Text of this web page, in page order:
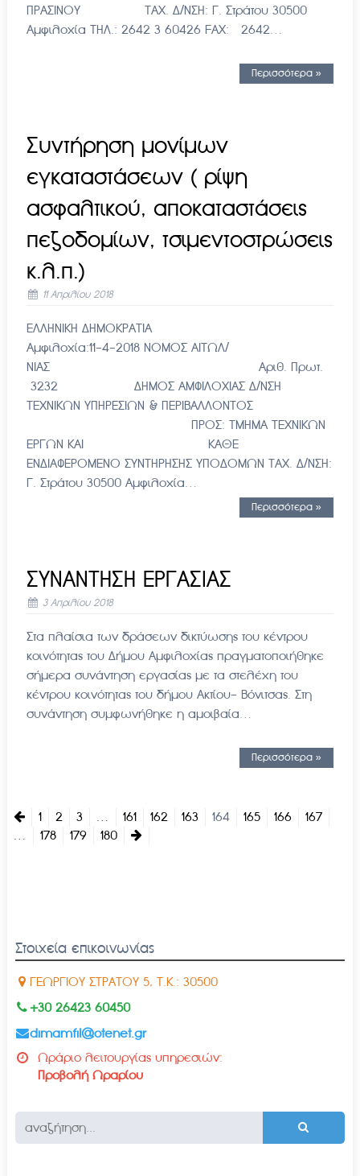
ΠΡΑΣΙΝΟΥ ΤΑΧ. Δ/ΝΣΗ: Γ. Στράτου 30500
Αμφιλοχία ΤΗΛ.: 2642 3 60426 FAX: 2642…
Περισσότερα »
Συντήρηση μονίμων
εγκαταστάσεων ( ρίψη
ασφαλτικού, αποκαταστάσεις
πεζοδομίων, τσιμεντοστρώσεις
κ.λ.π.)
11 Απριλίου 2018
ΕΛΛΗΝΙΚΗ ΔΗΜΟΚΡΑΤΙΑ
Αμφιλοχία:11-4-2018 ΝΟΜΟΣ ΑΙΤΩΛ/
ΝΙΑΣ Αριθ. Πρωτ.
3232 ΔΗΜΟΣ ΑΜΦΙΛΟΧΙΑΣ Δ/ΝΣΗ
ΤΕΧΝΙΚΩΝ ΥΠΗΡΕΣΙΩΝ & ΠΕΡΙΒΑΛΛΟΝΤΟΣ
ΠΡΟΣ: ΤΜΗΜΑ ΤΕΧΝΙΚΩΝ
ΕΡΓΩΝ ΚΑΙ ΚΑΘΕ
ΕΝΔΙΑΦΕΡΟΜΕΝΟ ΣΥΝΤΗΡΗΣΗΣ ΥΠΟΔΟΜΩΝ ΤΑΧ. Δ/ΝΣΗ:
Γ. Στράτου 30500 Αμφιλοχία…
Περισσότερα »
ΣΥΝΑΝΤΗΣΗ ΕΡΓΑΣΙΑΣ
3 Απριλίου 2018
Στα πλαίσια των δράσεων δικτύωσης του κέντρου
κοινότητας του Δήμου Αμφιλοχίας πραγματοποιήθηκε
σήμερα συνάντηση εργασίας με τα στελέχη του
κέντρου κοινότητας του δήμου Ακτίου- Βόνιτσας. Στη
συνάντηση συμφωνήθηκε η αμοιβαία…
Περισσότερα »
1 2 3 … 161 162 163 164 165 166
167
178 179 180
Στοιχεία επικοινωνίας
ΓΕΩΡΓΙΟΥ ΣΤΡΑΤΟΥ 5, Τ.Κ.: 30500
+30 26423 60450
dimamfil@otenet.gr
Ωράριο λειτουργίας υπηρεσιών:
Προβολή Ωραρίου